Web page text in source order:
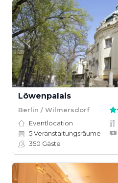
Löwenpalais
Berlin / Wilmersdorf
Eventlocation
5Veranstaltungsräume
350 Gäste